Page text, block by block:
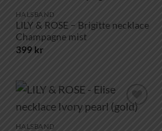
HALSBAND
LILY & ROSE – Brigitte necklace
Champagne mist
399 kr
Lägg till i
HALSBAND